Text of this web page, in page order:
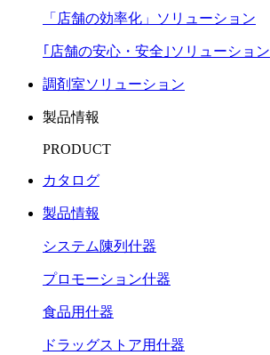
「店舗の効率化」ソリューション
｢店舗の安心・安全｣ソリューション
調剤室ソリューション
製品情報
PRODUCT
カタログ
製品情報
システム陳列什器
プロモーション什器
食品用什器
ドラッグストア用什器